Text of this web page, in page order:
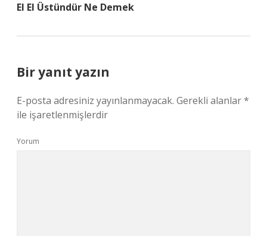
El El Üstündür Ne Demek
Bir yanıt yazın
E-posta adresiniz yayınlanmayacak. Gerekli alanlar*
ile işaretlenmişlerdir
Yorum